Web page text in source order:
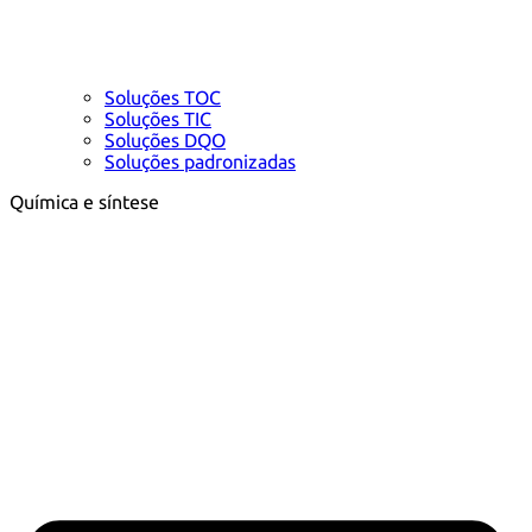
Soluções TOC
Soluções TIC
Soluções DQO
Soluções padronizadas
Química e síntese